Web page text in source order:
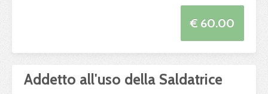
€ 60.00
Addetto all'uso della Saldatrice